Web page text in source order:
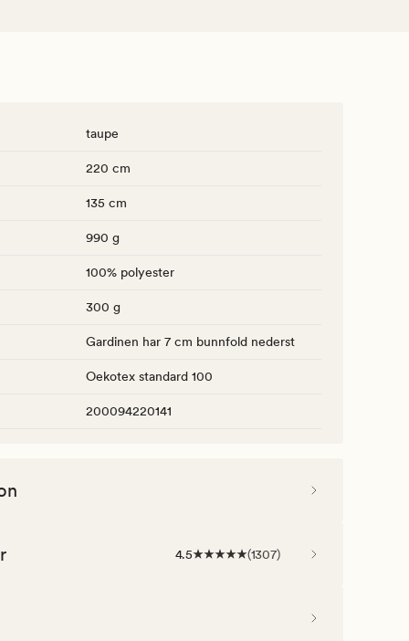
taupe
220 cm
135 cm
990 g
100% polyester
300 g
Gardinen har 7 cm bunnfold nederst
Oekotex standard 100
200094220141
4.5 (1307)